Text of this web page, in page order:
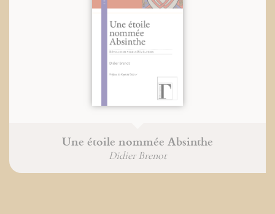
Une étoile nommée Absinthe
Didier Brenot